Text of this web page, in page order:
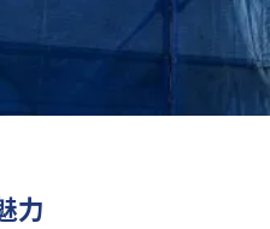
力